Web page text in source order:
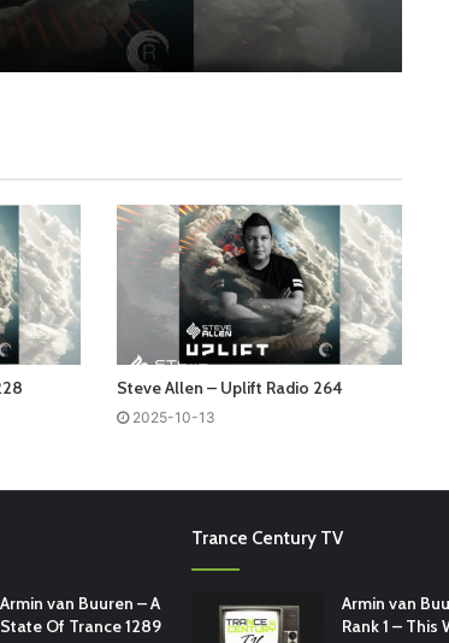
Steve Allen – Uplift Radio 264
2025-10-13
Armin van Buuren – A
State Of Trance 1289
Trance Century TV
Armin van
Rank 1 – This